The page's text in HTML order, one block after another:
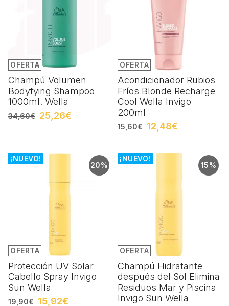
OFERTA
Champú Volumen
Bodyfying Shampoo
1000ml. Wella
34,60€ 25,26€
OFERTA
Acondicionador Rubios
Fríos Blonde Recharge
Cool Wella Invigo
200ml
15,60€ 12,48€
20%
OFERTA
¡NUEVO!
Protección UV Solar
Cabello Spray Invigo
Sun Wella
19,90€ 15,92€
15%
OFERTA
¡NUEVO!
Champú Hidratante
después del Sol Elimina
Residuos Mar y Piscina
Invigo Sun Wella